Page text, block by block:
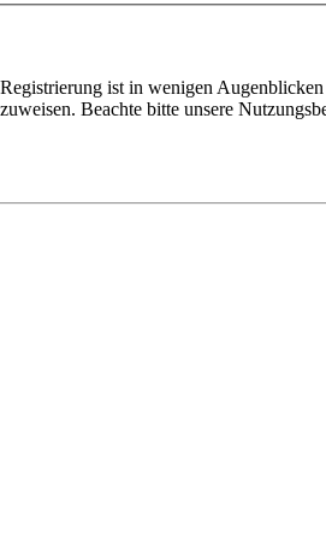
ist in wenigen
Beachte bitte unsere